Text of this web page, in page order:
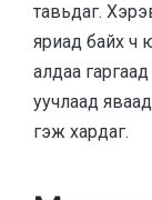
тавьдаг.
яриад байх ч
алдаа
уучлаад
гэж хардаг.